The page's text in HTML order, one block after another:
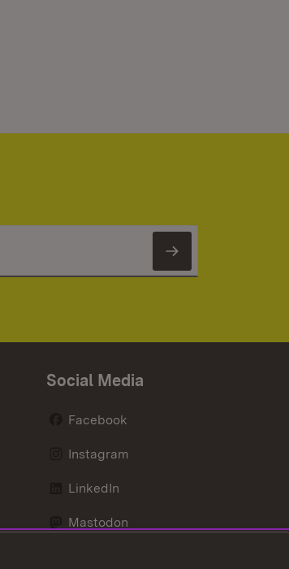
Newsletter
Social Media
Facebook
Instagram
LinkedIn
Mastodon